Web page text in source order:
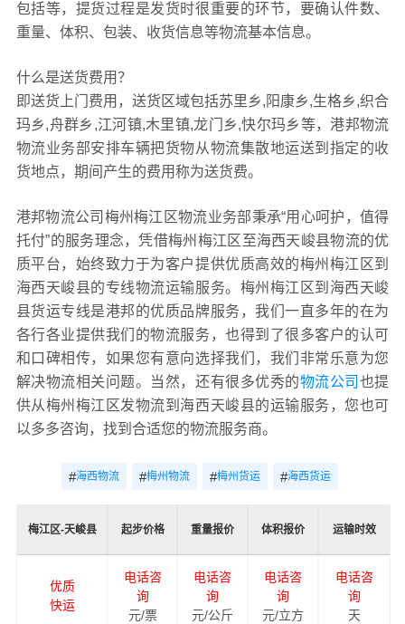
包括等，提货过程是发货时很重要的环节，要确认件数、
重量、体积、包装、收货信息等物流基本信息。
什么是送货费用？
即送货上门费用，送货区域包括苏里乡,阳康乡,生格乡,织合
玛乡,舟群乡,江河镇,木里镇,龙门乡,快尔玛乡等，港邦物流
物流业务部安排车辆把货物从物流集散地运送到指定的收
货地点，期间产生的费用称为送货费。
港邦物流公司梅州梅江区物流业务部秉承“用心呵护，值得
托付”的服务理念，凭借梅州梅江区至海西天峻县物流的优
质平台，始终致力于为客户提供优质高效的梅州梅江区到
海西天峻县的专线物流运输服务。梅州梅江区到海西天峻
县货运专线是港邦的优质品牌服务，我们一直多年的在为
各行各业提供我们的物流服务，也得到了很多客户的认可
和口碑相传，如果您有意向选择我们，我们非常乐意为您
解决物流相关问题。当然，还有很多优秀的物流公司 也提
供从梅州梅江区发物流到海西天峻县的运输服务，您也可
以多多咨询，找到合适您的物流服务商。
#海西物流 #梅州物流 #梅州货运 #海西货运
梅江区-天峻县 起步价格 重量报价 体积报价 运输时效
优质
快运
电话咨
询
元/票
电话咨
询
元/公斤
电话咨
询
元/立方
电话咨
询
天